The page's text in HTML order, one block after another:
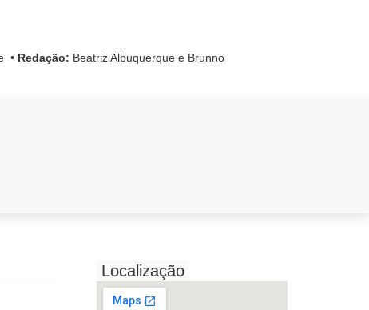
• Redação: Beatriz Albuquerque e Brunno
Localização